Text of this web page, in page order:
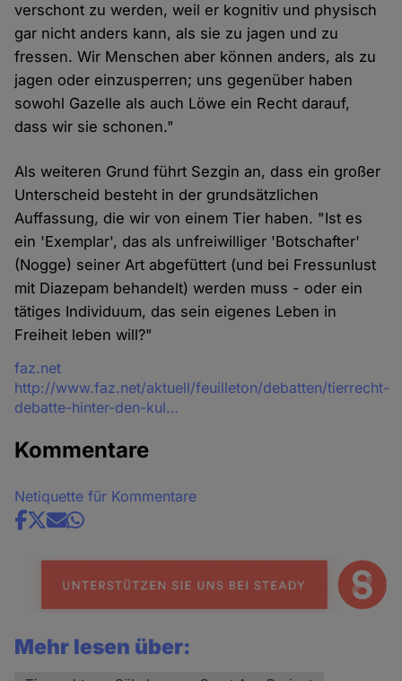
verschont zu werden, weil er kognitiv und physisch
gar nicht anders kann, als sie zu jagen und zu
fressen. Wir Menschen aber können anders, als zu
jagen oder einzusperren; uns gegenüber haben
sowohl Gazelle als auch Löwe ein Recht darauf,
dass wir sie schonen."
Als weiteren Grund führt Sezgin an, dass ein großer
Unterscheid besteht in der grundsätzlichen
Auffassung, die wir von einem Tier haben. "Ist es
ein 'Exemplar', das als unfreiwilliger 'Botschafter'
(Nogge) seiner Art abgefüttert (und bei Fressunlust
mit Diazepam behandelt) werden muss - oder ein
tätiges Individuum, das sein eigenes Leben in
Freiheit leben will?"
Quelle
faz.net
http://www.faz.net/aktuell/feuilleton/debatten/tierrecht-
debatte-hinter-den-kul…
Kommentare
Netiquette für Kommentare
Share
news
Mehr lesen über: